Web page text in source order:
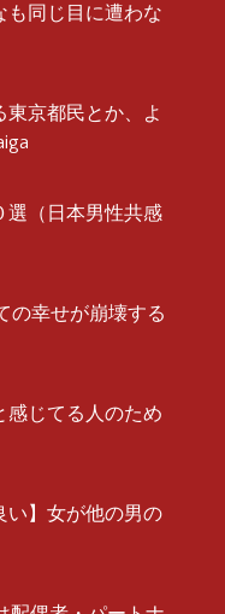
も同じ目に遭わな
東京都民とか、よ
選（日本男性共感
の幸せが崩壊する
感じてる人のため
い】女が他の男の